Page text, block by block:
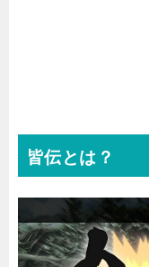
皆伝とは？